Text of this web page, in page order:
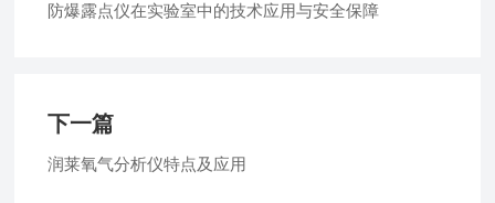
防爆露点仪在实验室中的技术应用与安全保障
下一篇
润莱氧气分析仪特点及应用